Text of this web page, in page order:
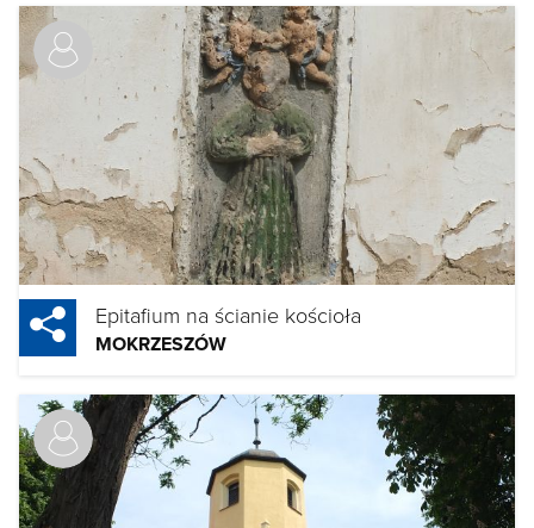
Epitafium na ścianie kościoła
MOKRZESZÓW